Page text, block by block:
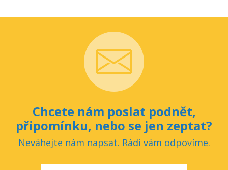
Chcete nám poslat podnět,
připomínku, nebo se jen zeptat?
Neváhejte nám napsat. Rádi vám odpovíme.